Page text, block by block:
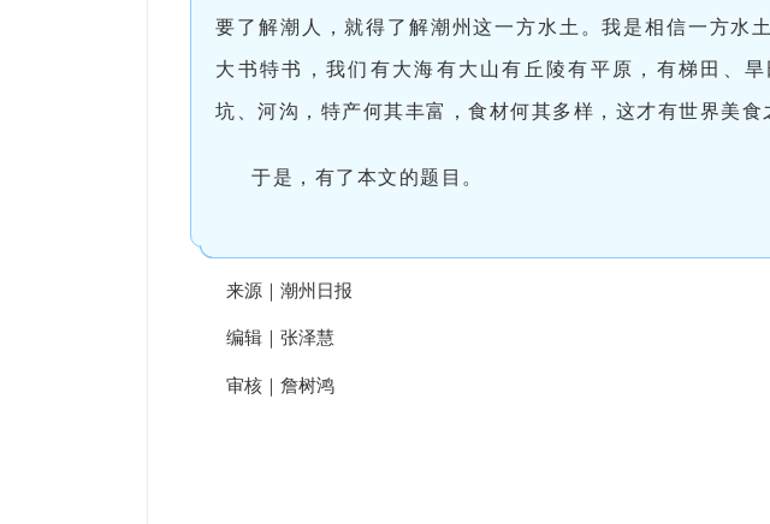
要了解潮人，就得了解潮州这一方水土。我是相信一方水
大书特书，我们有大海有大山有丘陵有平原，有梯田、
坑、河沟，特产何其丰富，食材何其多样，这才有世界美食
于是，有了本文的题目。
来源｜潮州日报
编辑｜张泽慧
审核｜詹树鸿